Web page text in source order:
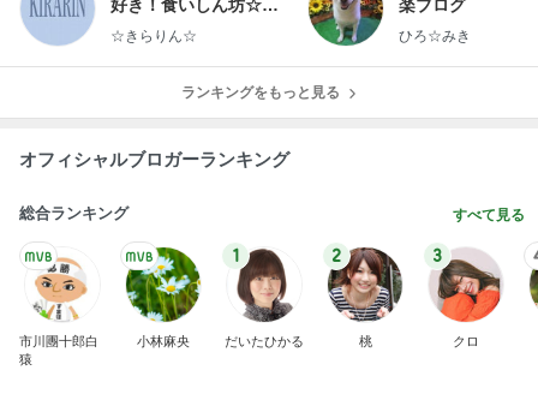
好き！食いしん坊☆き
らりん☆のブログ
☆きらりん☆
楽ブログ
ひろ☆みき
ランキングをもっと見る
オフィシャルブロガーランキング
総合ランキング すべて見る
市川團十郎白
猿
小林麻央
1
だいたひかる
2
桃
3
クロ